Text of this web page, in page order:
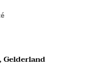
Gelderland